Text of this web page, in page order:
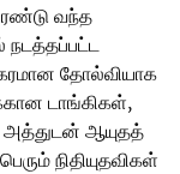
வந்த
நடத்தப்பட்ட
தோல்வியாக
டாங்கிகள்,
ஆயுதத்
நிதியுதவிகள்